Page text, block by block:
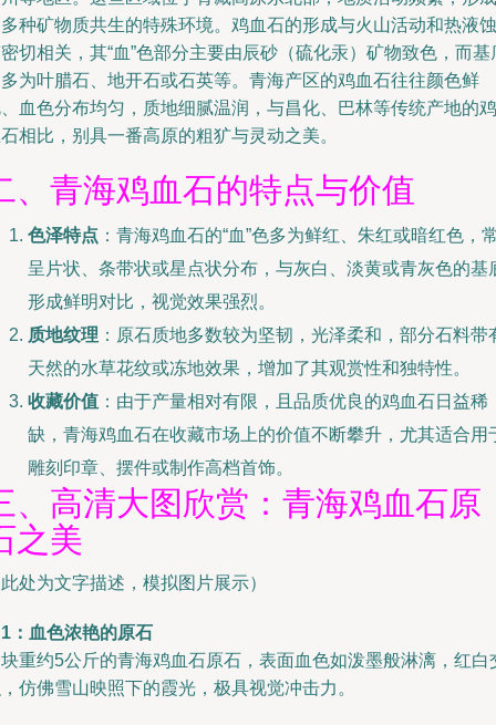
种矿物质共生的特殊环境。鸡血石的形成与火山活动和热液蚀
切相关，其“血”色部分主要由辰砂（硫化汞）矿物致色，而基
为叶腊石、地开石或石英等。青海产区的鸡血石往往颜色鲜
血色分布均匀，质地细腻温润，与昌化、巴林等传统产地的鸡
相比，别具一番高原的粗犷与灵动之美。
、青海鸡血石的特点与价值
色泽特点 ：青海鸡血石的“血”色多为鲜红、朱红或暗红色，
呈片状、条带状或星点状分布，与灰白、淡黄或青灰色的基
形成鲜明对比，视觉效果强烈。
质地纹理 ：原石质地多数较为坚韧，光泽柔和，部分石料带
天然的水草花纹或冻地效果，增加了其观赏性和独特性。
收藏价值 ：由于产量相对有限，且品质优良的鸡血石日益稀
缺，青海鸡血石在收藏市场上的价值不断攀升，尤其适合用
雕刻印章、摆件或制作高档首饰。
、高清大图欣赏：青海鸡血石原
之美
处为文字描述，模拟图片展示）
：血色浓艳的原石
重约5公斤的青海鸡血石原石，表面血色如泼墨般淋漓，红白
仿佛雪山映照下的霞光，极具视觉冲击力。